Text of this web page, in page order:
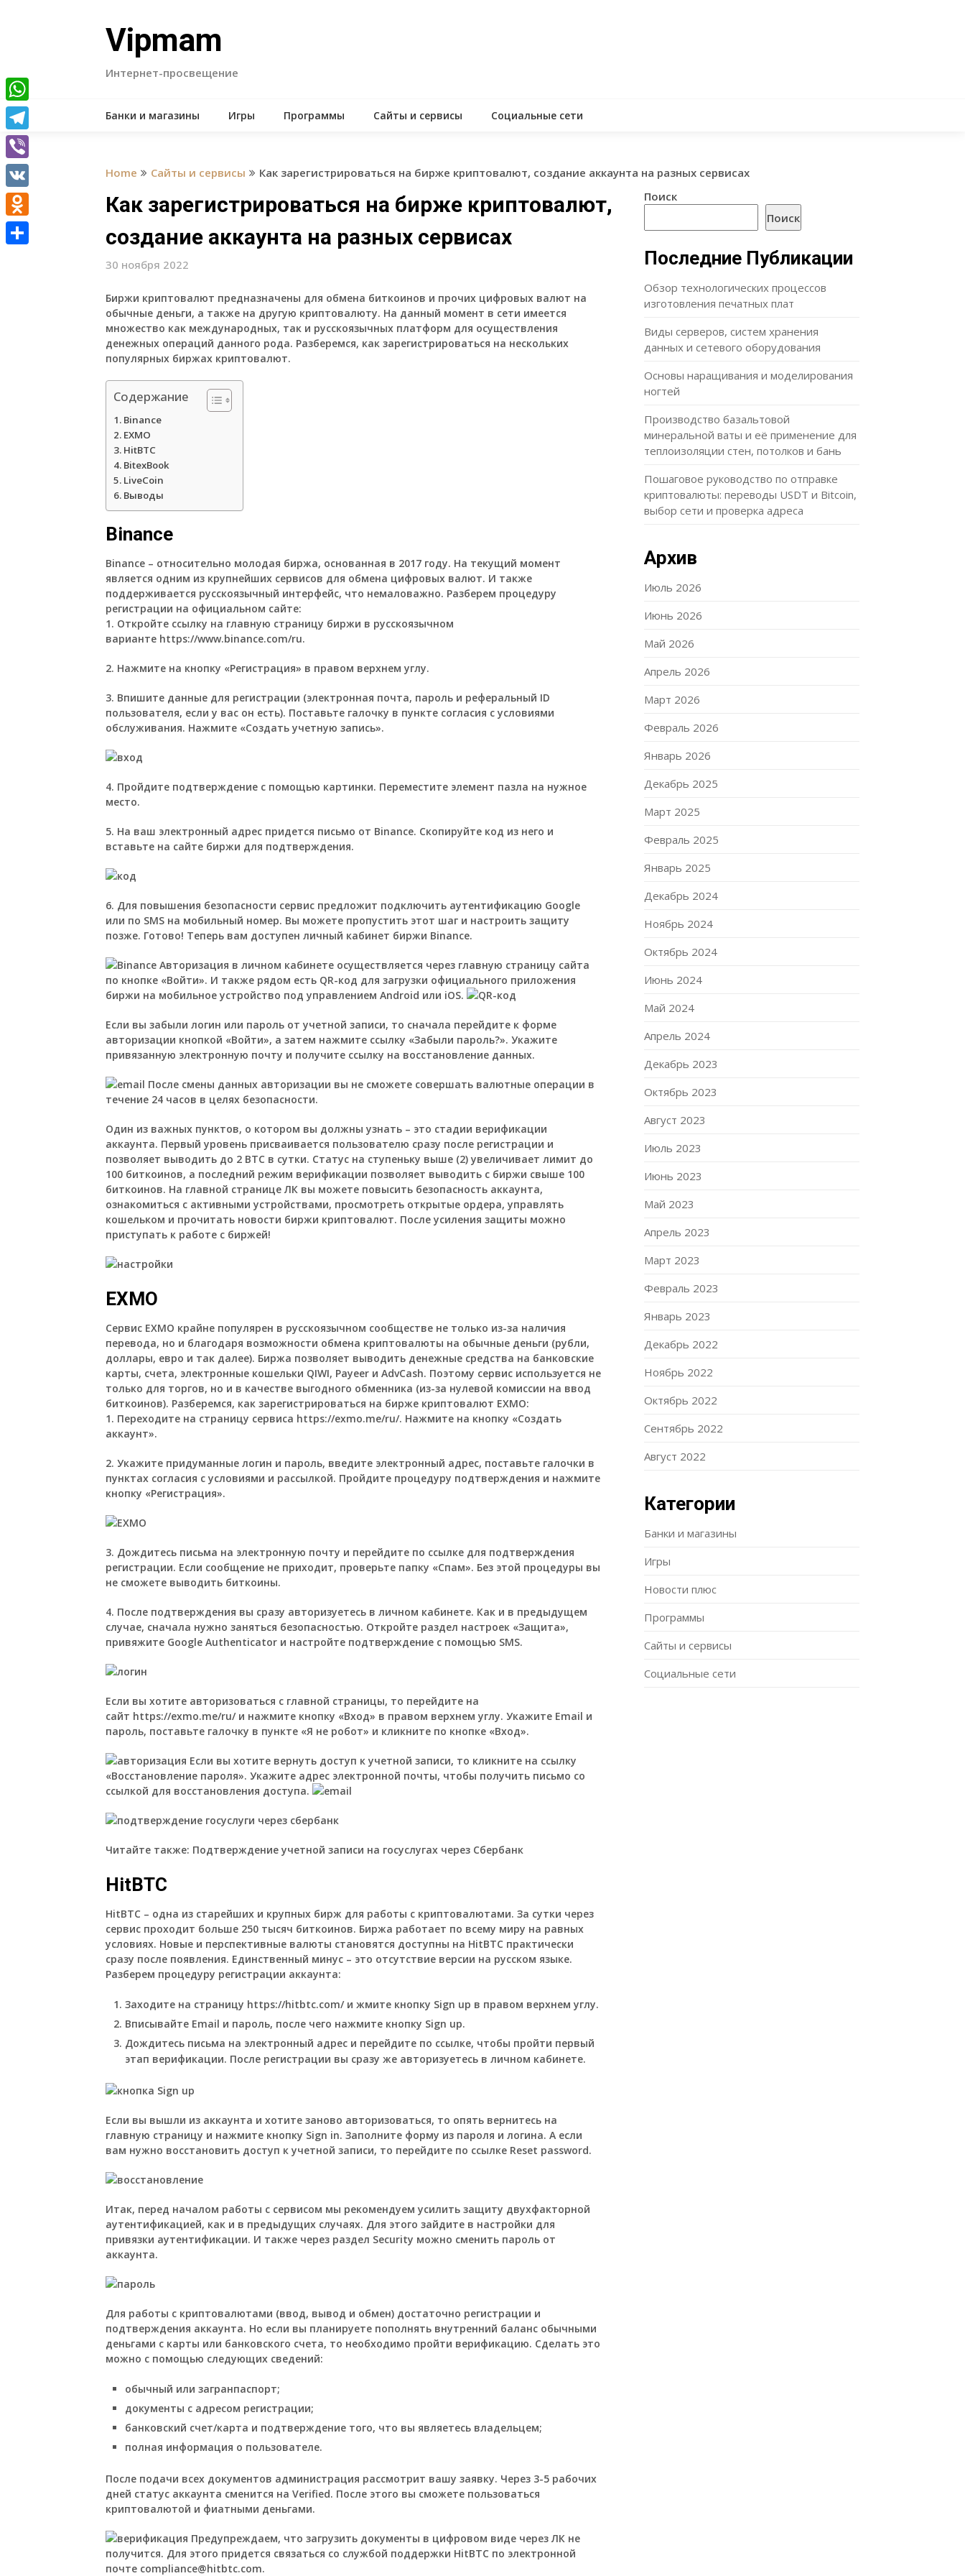
Vipmam
Интернет-просвещение
Банки и магазины Игры Программы Сайты и сервисы Социальные сети
Home Сайты и сервисы Как зарегистрироваться на бирже криптовалют, создание аккаунта на разных сервисах
Как зарегистрироваться на бирже криптовалют,
создание аккаунта на разных сервисах
30 ноября 2022
Биржи криптовалют предназначены для обмена биткоинов и прочих цифровых валют на
обычные деньги, а также на другую криптовалюту. На данный момент в сети имеется
множество как международных, так и русскоязычных платформ для осуществления
денежных операций данного рода. Разберемся, как зарегистрироваться на нескольких
популярных биржах криптовалют.
Содержание
Binance
EXMO
HitBTC
BitexBook
LiveCoin
Выводы
Binance
Binance – относительно молодая биржа, основанная в 2017 году. На текущий момент
является одним из крупнейших сервисов для обмена цифровых валют. И также
поддерживается русскоязычный интерфейс, что немаловажно. Разберем процедуру
регистрации на официальном сайте:
1. Откройте ссылку на главную страницу биржи в русскоязычном
варианте https://www.binance.com/ru.
2. Нажмите на кнопку «Регистрация» в правом верхнем углу.
3. Впишите данные для регистрации (электронная почта, пароль и реферальный ID
пользователя, если у вас он есть). Поставьте галочку в пункте согласия с условиями
обслуживания. Нажмите «Создать учетную запись».
4. Пройдите подтверждение с помощью картинки. Переместите элемент пазла на нужное
место.
5. На ваш электронный адрес придется письмо от Binance. Скопируйте код из него и
вставьте на сайте биржи для подтверждения.
6. Для повышения безопасности сервис предложит подключить аутентификацию Google
или по SMS на мобильный номер. Вы можете пропустить этот шаг и настроить защиту
позже. Готово! Теперь вам доступен личный кабинет биржи Binance.
Авторизация в личном кабинете осуществляется через главную страницу сайта
по кнопке «Войти». И также рядом есть QR-код для загрузки официального приложения
биржи на мобильное устройство под управлением Android или iOS.
Если вы забыли логин или пароль от учетной записи, то сначала перейдите к форме
авторизации кнопкой «Войти», а затем нажмите ссылку «Забыли пароль?». Укажите
привязанную электронную почту и получите ссылку на восстановление данных.
После смены данных авторизации вы не сможете совершать валютные операции в
течение 24 часов в целях безопасности.
Один из важных пунктов, о котором вы должны узнать – это стадии верификации
аккаунта. Первый уровень присваивается пользователю сразу после регистрации и
позволяет выводить до 2 BTC в сутки. Статус на ступеньку выше (2) увеличивает лимит до
100 биткоинов, а последний режим верификации позволяет выводить с биржи свыше 100
биткоинов. На главной странице ЛК вы можете повысить безопасность аккаунта,
ознакомиться с активными устройствами, просмотреть открытые ордера, управлять
кошельком и прочитать новости биржи криптовалют. После усиления защиты можно
приступать к работе с биржей!
EXMO
Сервис EXMO крайне популярен в русскоязычном сообществе не только из-за наличия
перевода, но и благодаря возможности обмена криптовалюты на обычные деньги (рубли,
доллары, евро и так далее). Биржа позволяет выводить денежные средства на банковские
карты, счета, электронные кошельки QIWI, Payeer и AdvCash. Поэтому сервис используется не
только для торгов, но и в качестве выгодного обменника (из-за нулевой комиссии на ввод
биткоинов). Разберемся, как зарегистрироваться на бирже криптовалют EXMO:
1. Переходите на страницу сервиса https://exmo.me/ru/. Нажмите на кнопку «Создать
аккаунт».
2. Укажите придуманные логин и пароль, введите электронный адрес, поставьте галочки в
пунктах согласия с условиями и рассылкой. Пройдите процедуру подтверждения и нажмите
кнопку «Регистрация».
3. Дождитесь письма на электронную почту и перейдите по ссылке для подтверждения
регистрации. Если сообщение не приходит, проверьте папку «Спам». Без этой процедуры вы
не сможете выводить биткоины.
4. После подтверждения вы сразу авторизуетесь в личном кабинете. Как и в предыдущем
случае, сначала нужно заняться безопасностью. Откройте раздел настроек «Защита»,
привяжите Google Authenticator и настройте подтверждение с помощью SMS.
Если вы хотите авторизоваться с главной страницы, то перейдите на
сайт https://exmo.me/ru/и нажмите кнопку «Вход» в правом верхнем углу. Укажите Email и
пароль, поставьте галочку в пункте «Я не робот» и кликните по кнопке «Вход».
Если вы хотите вернуть доступ к учетной записи, то кликните на ссылку
«Восстановление пароля». Укажите адрес электронной почты, чтобы получить письмо со
ссылкой для восстановления доступа.
Читайте также: Подтверждение учетной записи на госуслугах через Сбербанк
HitBTC
HitBTC – одна из старейших и крупных бирж для работы с криптовалютами. За сутки через
сервис проходит больше 250 тысяч биткоинов. Биржа работает по всему миру на равных
условиях. Новые и перспективные валюты становятся доступны на HitBTC практически
сразу после появления. Единственный минус – это отсутствие версии на русском языке.
Разберем процедуру регистрации аккаунта:
Заходите на страницу https://hitbtc.com/и жмите кнопку Sign up в правом верхнем углу.
Вписывайте Email и пароль, после чего нажмите кнопку Sign up.
Дождитесь письма на электронный адрес и перейдите по ссылке, чтобы пройти первый
этап верификации. После регистрации вы сразу же авторизуетесь в личном кабинете.
Если вы вышли из аккаунта и хотите заново авторизоваться, то опять вернитесь на
главную страницу и нажмите кнопку Sign in. Заполните форму из пароля и логина. А если
вам нужно восстановить доступ к учетной записи, то перейдите по ссылке Reset password.
Итак, перед началом работы с сервисом мы рекомендуем усилить защиту двухфакторной
аутентификацией, как и в предыдущих случаях. Для этого зайдите в настройки для
привязки аутентификации. И также через раздел Security можно сменить пароль от
аккаунта.
Для работы с криптовалютами (ввод, вывод и обмен) достаточно регистрации и
подтверждения аккаунта. Но если вы планируете пополнять внутренний баланс обычными
деньгами с карты или банковского счета, то необходимо пройти верификацию. Сделать это
можно с помощью следующих сведений:
обычный или загранпаспорт;
документы с адресом регистрации;
банковский счет/карта и подтверждение того, что вы являетесь владельцем;
полная информация о пользователе.
После подачи всех документов администрация рассмотрит вашу заявку. Через 3-5 рабочих
дней статус аккаунта сменится на Verified. После этого вы сможете пользоваться
криптовалютой и фиатными деньгами.
Предупреждаем, что загрузить документы в цифровом виде через ЛК не
получится. Для этого придется связаться со службой поддержки HitBTC по электронной
почте compliance@hitbtc.com.
Поиск
Поиск
Последние Публикации
Обзор технологических процессов
изготовления печатных плат
Виды серверов, систем хранения
данных и сетевого оборудования
Основы наращивания и моделирования
ногтей
Производство базальтовой
минеральной ваты и её применение для
теплоизоляции стен, потолков и бань
Пошаговое руководство по отправке
криптовалюты: переводы USDT и Bitcoin,
выбор сети и проверка адреса
Архив
Июль 2026
Июнь 2026
Май 2026
Апрель 2026
Март 2026
Февраль 2026
Январь 2026
Декабрь 2025
Март 2025
Февраль 2025
Январь 2025
Декабрь 2024
Ноябрь 2024
Октябрь 2024
Июнь 2024
Май 2024
Апрель 2024
Декабрь 2023
Октябрь 2023
Август 2023
Июль 2023
Июнь 2023
Май 2023
Апрель 2023
Март 2023
Февраль 2023
Январь 2023
Декабрь 2022
Ноябрь 2022
Октябрь 2022
Сентябрь 2022
Август 2022
Категории
Банки и магазины
Игры
Новости плюс
Программы
Сайты и сервисы
Социальные сети
WhatsApp
Telegram
Viber
VK
Odnoklassniki